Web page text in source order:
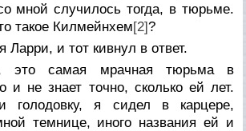
мной случилось тогда, в тюрьме.
такое Килмейнхем[2]?
Ларри, и тот кивнул в ответ.
это самая мрачная тюрьма в
и не знает точно, сколько ей лет.
голодовку, я сидел в карцере,
темнице, иного названия ей и